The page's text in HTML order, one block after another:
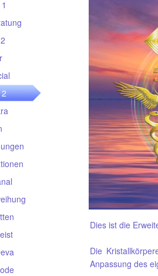
2
Dies ist die
Die
Anpassung des